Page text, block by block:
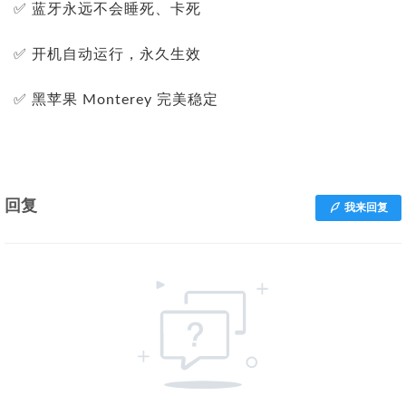
✅ 蓝牙永远不会睡死、卡死
✅ 开机自动运行，永久生效
✅ 黑苹果 Monterey 完美稳定
回复 我来回复